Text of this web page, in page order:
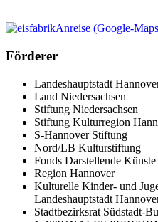
Anreise (Google-
Förderer
Landeshauptstadt
Land Niedersachsen
Stiftung Niedersachsen
Stiftung Kulturregion
S-Hannover Stiftung
Nord/LB Kulturstiftung
Fonds Darstellende Künste
Region Hannover
Kulturelle Kinder- und
Landeshauptstadt
Stadtbezirksrat Südstadt-